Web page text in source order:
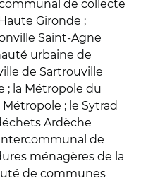
de collecte
Gironde ;
Saint-Agne
urbaine de
de Sartrouville
; la Métropole du
; le Sytrad
Ardèche
de
ménagères de la
de communes